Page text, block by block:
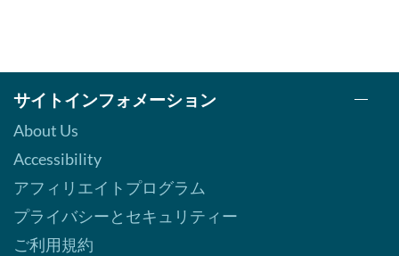
サイトインフォメーション
About Us
Accessibility
アフィリエイトプログラム
プライバシーとセキュリティー
ご利用規約